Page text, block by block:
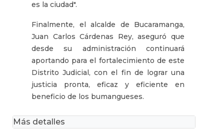
es la ciudad".
Finalmente, el alcalde de Bucaramanga,
Juan Carlos Cárdenas Rey, aseguró que
desde su administración continuará
aportando para el fortalecimiento de este
Distrito Judicial, con el fin de lograr una
justicia pronta, eficaz y eficiente en
beneficio de los bumangueses.
Más detalles